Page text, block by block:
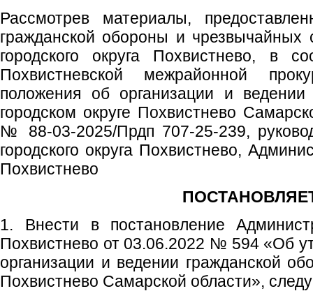
Рассмотрев материалы,
гражданской обороны и чрезвычайных
городского округа Похвистнево, в
Похвистневской межрайонной
положения об организации и
городском округе Похвистнево
№ 88-03-2025/Прдп 707-25-239,
городского округа Похвистнево,
Похвистнево
1. Внести в постановление
Похвистнево от 03.06.2022 № 594 «Об
организации и ведении гражданской
Похвистнево Самарской области»,